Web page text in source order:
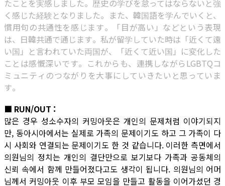
たことを実感しました。歴史の学びを怠ってはならないと強
く感じた経験となりました。また、韓国語を学んでいくと、
慣用句の共通性を感じます。「目が高い」などという表現
は、日韓共通で通じます。私が留学していた時は「近くて遠
い国」と言われていた両国が、「近くて近い国」に変化した
ことは感慨深いです。これからも、連携しながらLGBTQコ
ミュニティのつながりを大事にしていきたいと思っていま
す。
■ RUN/OUT :
많은 경우 성소수자의 커밍아웃은 개인의 문제처럼 이야기되지
만, 동아시아에서는 실제로 가족의 문제이기도 하고 그 가족이 다
시 사회와 연결되는 문제이기도 한 것 같습니다. 이러한 측면에서
의원님의 정치는 개인의 결단만으로 보기보다 가족과 공동체의
신뢰 속에서 함께 만들어졌다고도 생각이 됩니다. 의원님의 어머
님께서 커밍아웃 이후 부모 모임을 만들고 활동을 이어가셨던 경